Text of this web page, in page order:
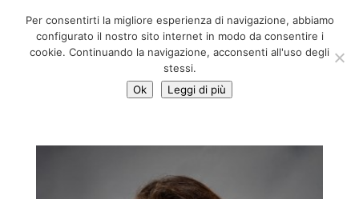
info@adventum.org
Per consentirti la migliore esperienza di navigazione, abbiamo
configurato il nostro sito internet in modo da consentire i
cookie. Continuando la navigazione, acconsenti all'uso degli
stessi.
Ok
Leggi di più